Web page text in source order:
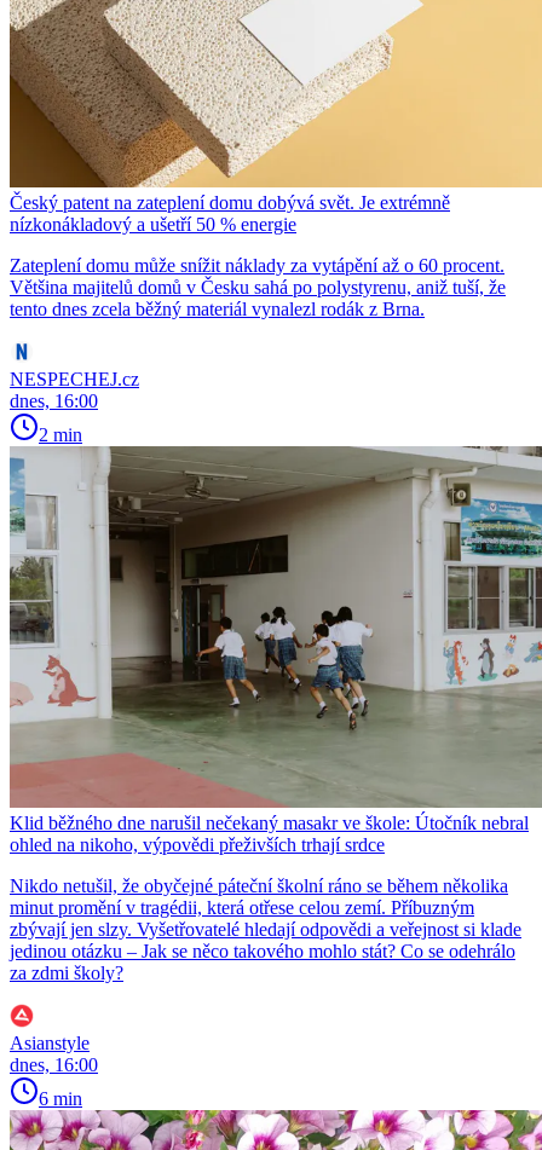
Český patent na zateplení domu dobývá svět. Je extrémně
nízkonákladový a ušetří 50 % energie
Zateplení domu může snížit náklady za vytápění až o 60 procent.
Většina majitelů domů v Česku sahá po polystyrenu, aniž tuší, že
tento dnes zcela běžný materiál vynalezl rodák z Brna.
NESPECHEJ.cz
dnes, 16:00
2 min
Klid běžného dne narušil nečekaný masakr ve škole: Útočník nebral
ohled na nikoho, výpovědi přeživších trhají srdce
Nikdo netušil, že obyčejné páteční školní ráno se během několika
minut promění v tragédii, která otřese celou zemí. Příbuzným
zbývají jen slzy. Vyšetřovatelé hledají odpovědi a veřejnost si klade
jedinou otázku – Jak se něco takového mohlo stát? Co se odehrálo
za zdmi školy?
Asianstyle
dnes, 16:00
6 min